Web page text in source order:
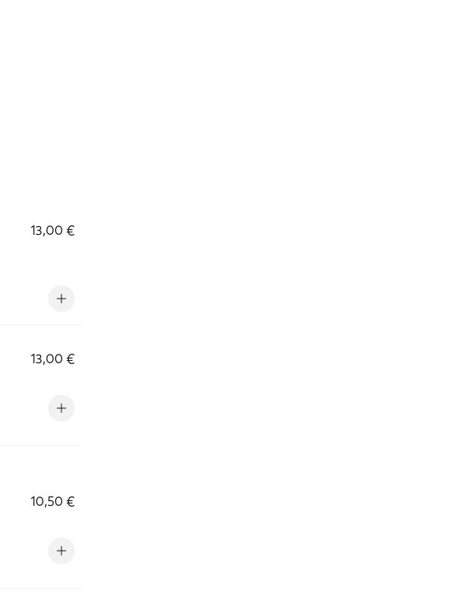
13,00 €
13,00 €
10,50 €